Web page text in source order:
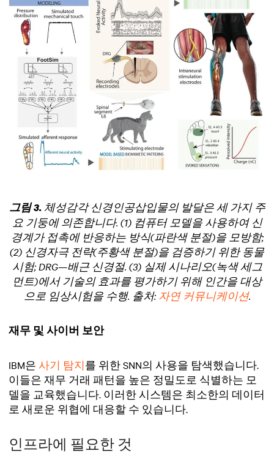
그림 3.체성감각 신경인공삽입물의 발달은 세 가지 주
요 기둥에 의존합니다. (1) 컴퓨터 모델을 사용하여 신
경계가 접촉에 반응하는 방식(파란색 분절)을 모방함;
(2) 신경자극 전략(주황색 분절)을 검증하기 위한 동물
시험; DRG—배근 신경절. (3) 실제 시나리오(녹색 세그
먼트)에서 기술의 효과를 평가하기 위해 인간을 대상
으로 임상시험을 수행. 출처: 자연 커뮤니케이션.
재무 및 사이버 보안
IBM은 사기 탐지를 위한 SNN의 사용을 탐색했습니다.
이들은 재무 거래 패턴을 높은 정밀도로 식별하는 모
델을 교육했습니다. 이러한 시스템은 최소한의 데이터
로 새로운 위협에 대응할 수 있습니다.
인프라에 필요한 것